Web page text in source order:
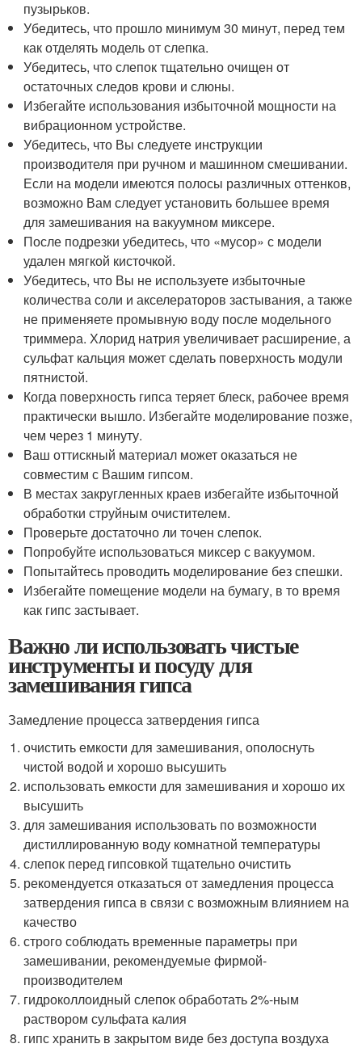
пузырьков.
Убедитесь, что прошло минимум 30 минут, перед тем
как отделять модель от слепка.
Убедитесь, что слепок тщательно очищен от
остаточных следов крови и слюны.
Избегайте использования избыточной мощности на
вибрационном устройстве.
Убедитесь, что Вы следуете инструкции
производителя при ручном и машинном смешивании.
Если на модели имеются полосы различных оттенков,
возможно Вам следует установить большее время
для замешивания на вакуумном миксере.
После подрезки убедитесь, что «мусор» с модели
удален мягкой кисточкой.
Убедитесь, что Вы не используете избыточные
количества соли и акселераторов застывания, а также
не применяете промывную воду после модельного
триммера. Хлорид натрия увеличивает расширение, а
сульфат кальция может сделать поверхность модули
пятнистой.
Когда поверхность гипса теряет блеск, рабочее время
практически вышло. Избегайте моделирование позже,
чем через 1 минуту.
Ваш оттискный материал может оказаться не
совместим с Вашим гипсом.
В местах закругленных краев избегайте избыточной
обработки струйным очистителем.
Проверьте достаточно ли точен слепок.
Попробуйте использоваться миксер с вакуумом.
Попытайтесь проводить моделирование без спешки.
Избегайте помещение модели на бумагу, в то время
как гипс застывает.
Важно ли использовать чистые
инструменты и посуду для
замешивания гипса
Замедление процесса затвердения гипса
очистить емкости для замешивания, ополоснуть
чистой водой и хорошо высушить
использовать емкости для замешивания и хорошо их
высушить
для замешивания использовать по возможности
дистиллированную воду комнатной температуры
слепок перед гипсовкой тщательно очистить
рекомендуется отказаться от замедления процесса
затвердения гипса в связи с возможным влиянием на
качество
строго соблюдать временные параметры при
замешивании, рекомендуемые фирмой-
производителем
гидроколлоидный слепок обработать 2%-ным
раствором сульфата калия
гипс хранить в закрытом виде без доступа воздуха